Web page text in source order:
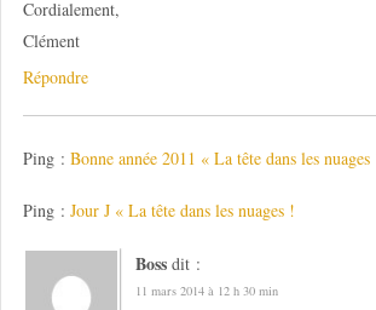
Cordialement,
Clément
Répondre
Ping : Bonne année 2011 « La tête dans les nuages
Ping : Jour J « La tête dans les nuages !
Boss dit :
11 mars 2014 à 12 h 30 min